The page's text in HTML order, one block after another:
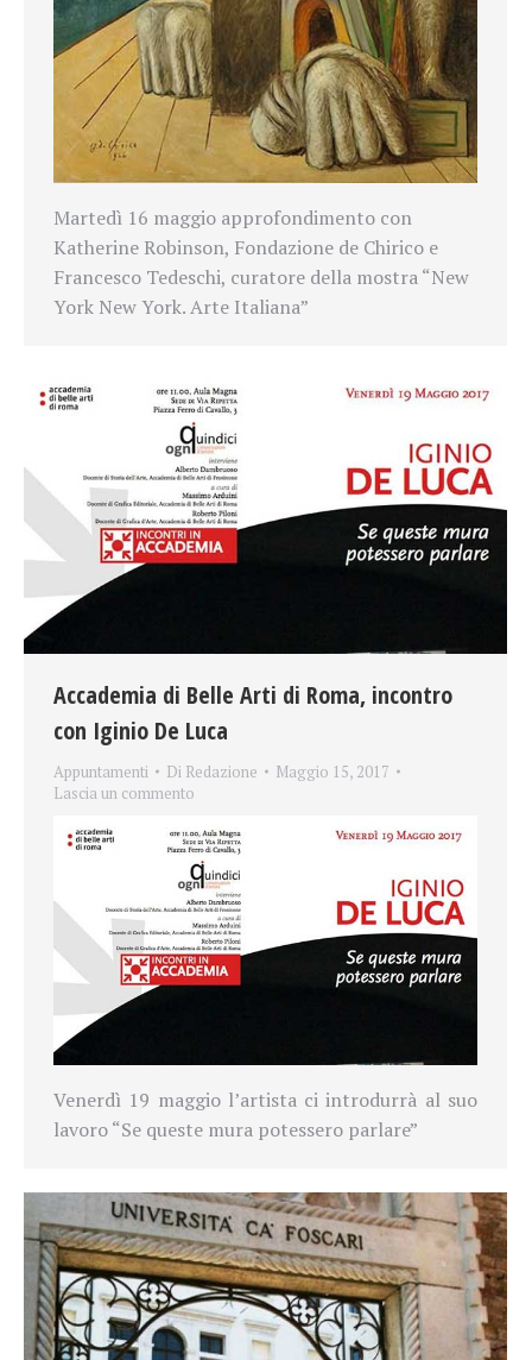
Martedì 16 maggio approfondimento con
Katherine Robinson, Fondazione de Chirico e
Francesco Tedeschi, curatore della mostra “New
York New York. Arte Italiana”
Accademia di Belle Arti di Roma, incontro
con Iginio De Luca
Appuntamenti Di Redazione
Maggio 15, 2017
Lascia un commento
Venerdì 19 maggio l’artista ci introdurrà al suo
lavoro “Se queste mura potessero parlare”